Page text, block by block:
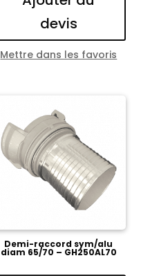
devis
Mettre dans les favoris
Demi-raccord sym/alu
diam 65/70 – GH250AL70